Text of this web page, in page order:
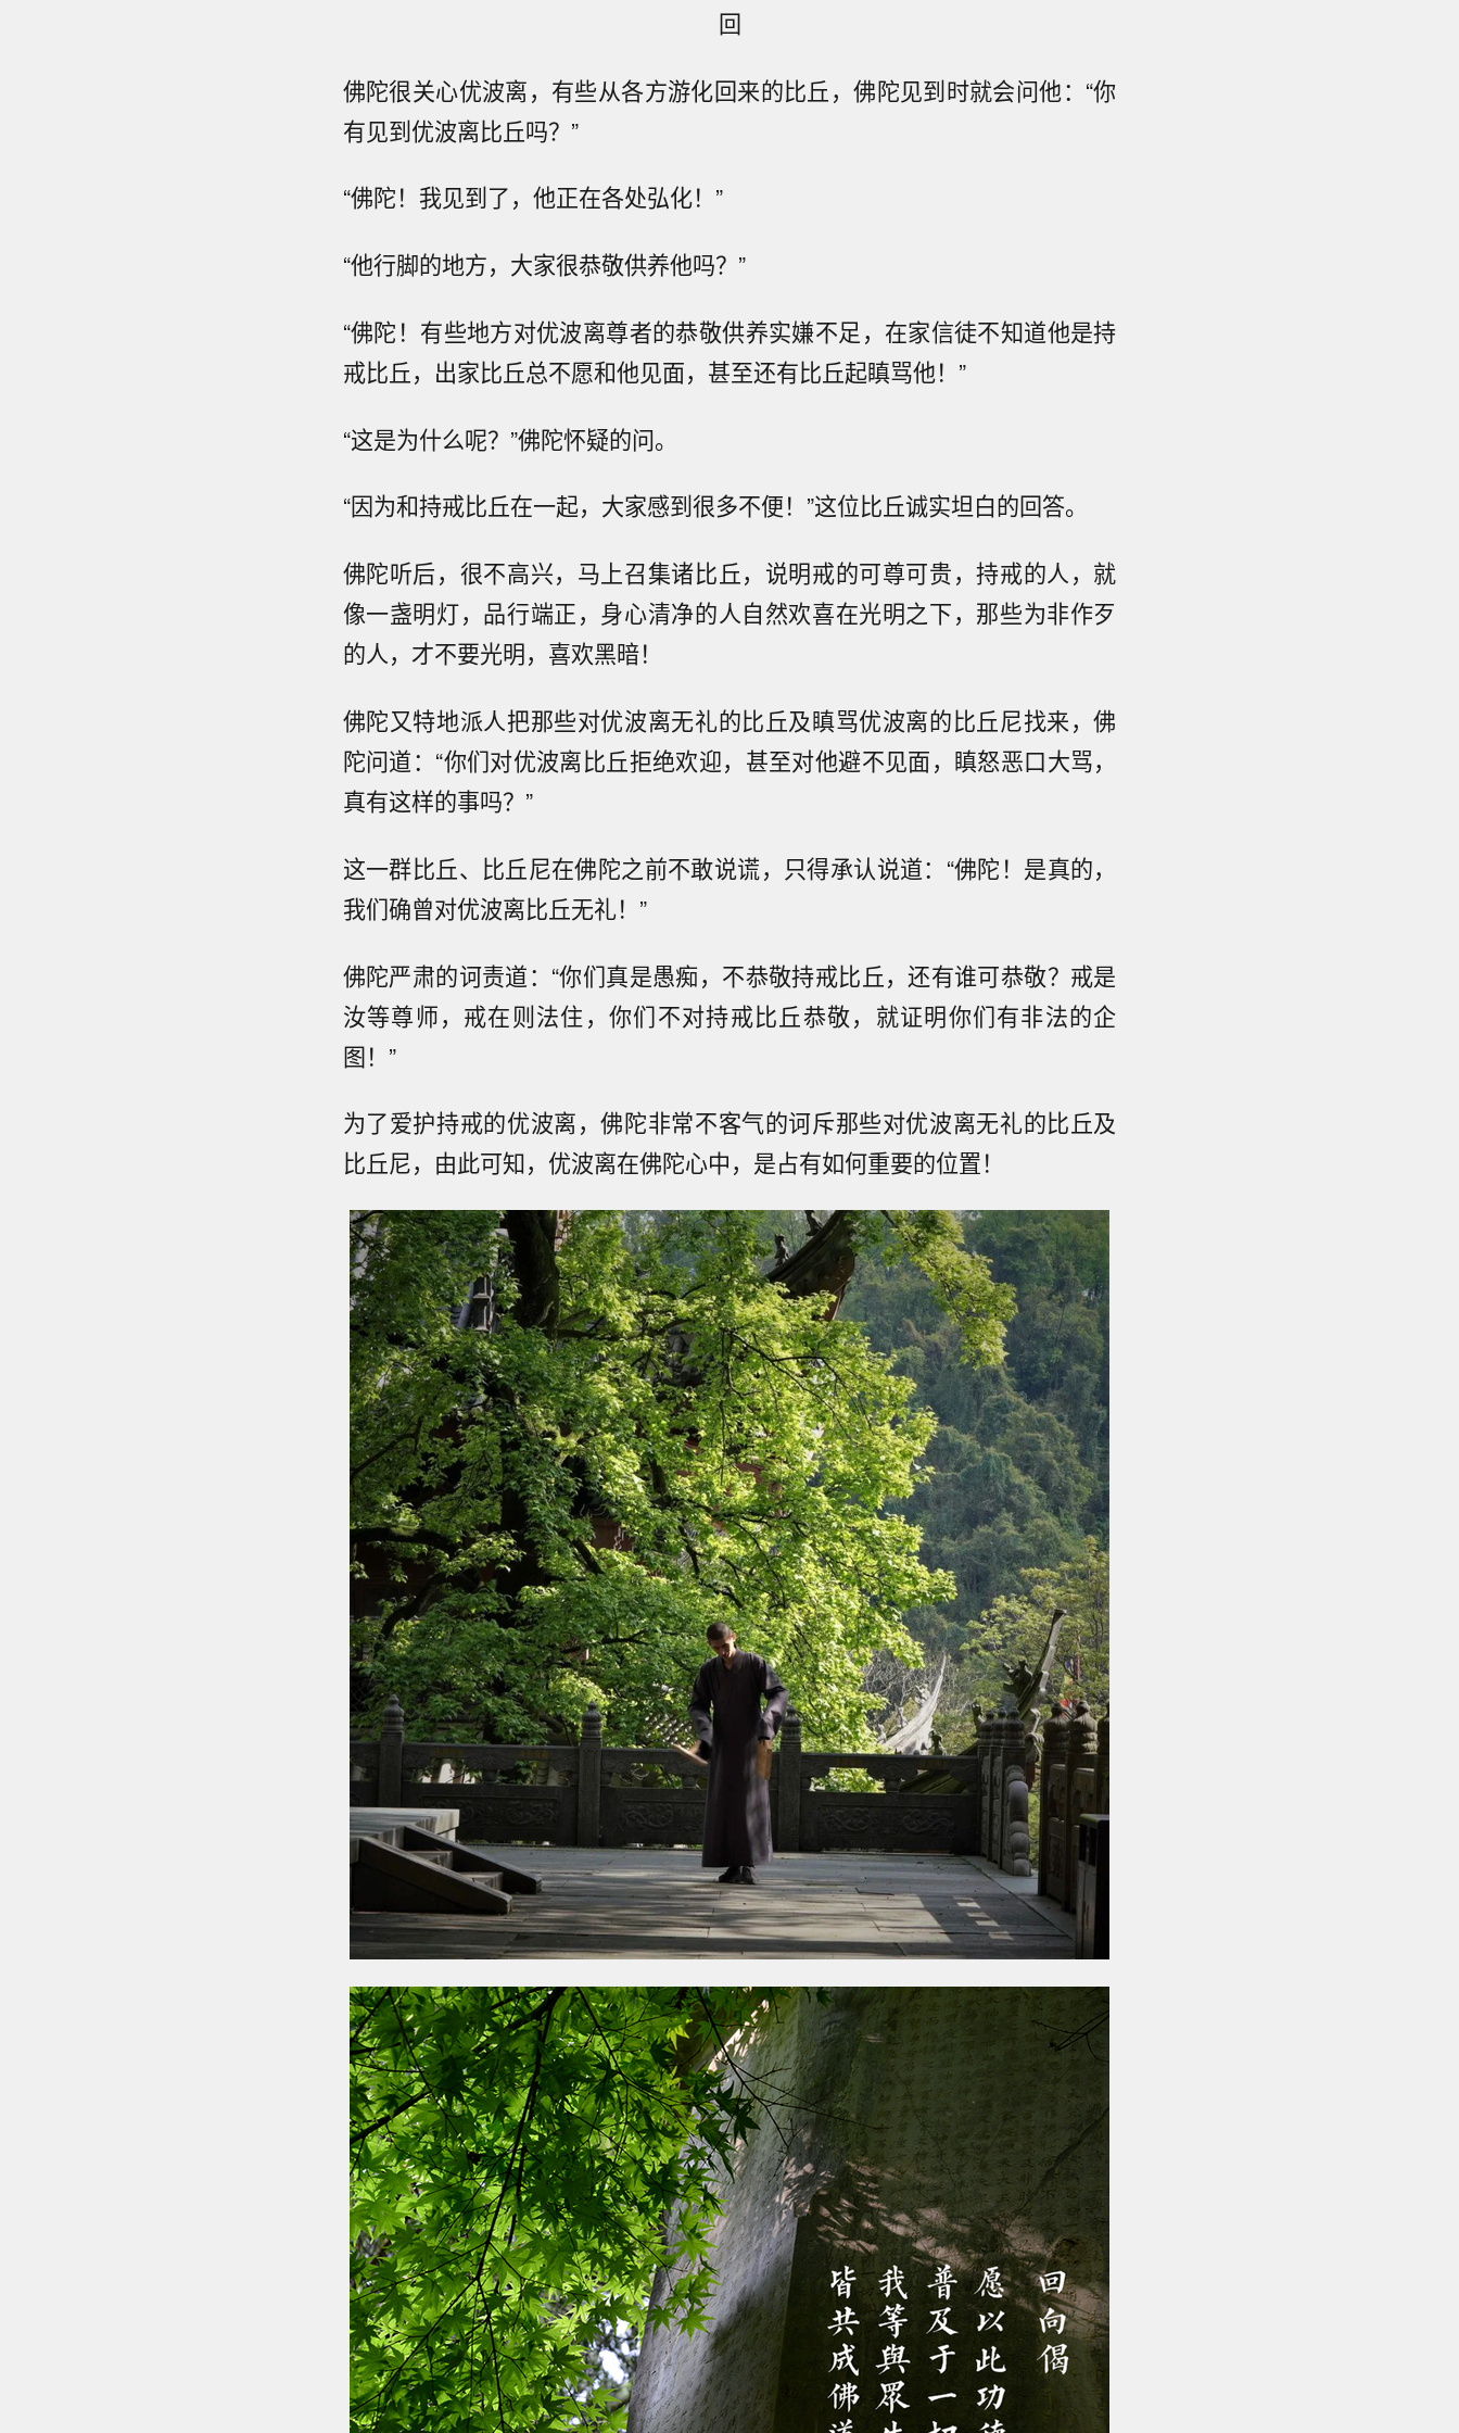
回
佛陀很关心优波离，有些从各方游化回来的比丘，佛陀见到时就会问他：“你
有见到优波离比丘吗？”
“佛陀！我见到了，他正在各处弘化！”
“他行脚的地方，大家很恭敬供养他吗？”
“佛陀！有些地方对优波离尊者的恭敬供养实嫌不足，在家信徒不知道他是持
戒比丘，出家比丘总不愿和他见面，甚至还有比丘起瞋骂他！”
“这是为什么呢？”佛陀怀疑的问。
“因为和持戒比丘在一起，大家感到很多不便！”这位比丘诚实坦白的回答。
佛陀听后，很不高兴，马上召集诸比丘，说明戒的可尊可贵，持戒的人，就
像一盏明灯，品行端正，身心清净的人自然欢喜在光明之下，那些为非作歹
的人，才不要光明，喜欢黑暗！
佛陀又特地派人把那些对优波离无礼的比丘及瞋骂优波离的比丘尼找来，佛
陀问道：“你们对优波离比丘拒绝欢迎，甚至对他避不见面，瞋怒恶口大骂，
真有这样的事吗？”
这一群比丘、比丘尼在佛陀之前不敢说谎，只得承认说道：“佛陀！是真的，
我们确曾对优波离比丘无礼！”
佛陀严肃的诃责道：“你们真是愚痴，不恭敬持戒比丘，还有谁可恭敬？戒是
汝等尊师，戒在则法住，你们不对持戒比丘恭敬，就证明你们有非法的企
图！”
为了爱护持戒的优波离，佛陀非常不客气的诃斥那些对优波离无礼的比丘及
比丘尼，由此可知，优波离在佛陀心中，是占有如何重要的位置！